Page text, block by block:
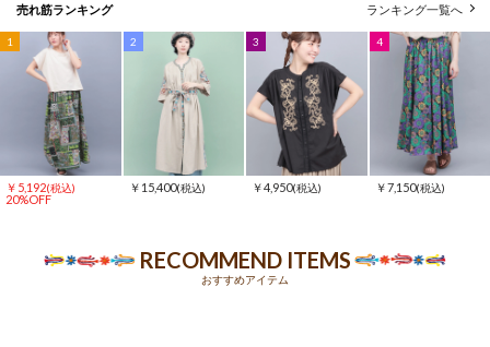
売れ筋ランキング ランキング一覧へ
1
￥5,192(税込)
20%OFF
2
￥15,400(税込)
3
￥4,950(税込)
4
￥7,150(税込)
RECOMMEND ITEMS
おすすめアイテム